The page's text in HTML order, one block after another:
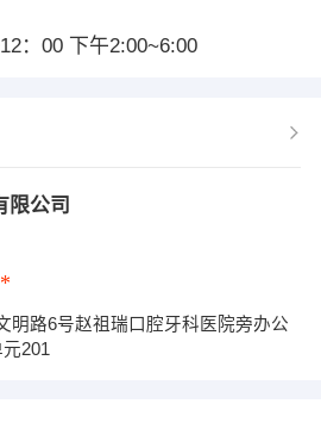
：00 下午2:00~6:00
限公司
明路6号赵祖瑞口腔牙科医院旁办公
201